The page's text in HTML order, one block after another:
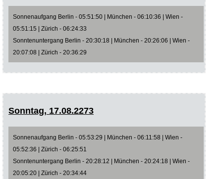
Sonnenaufgang Berlin - 05:51:50 | München - 06:10:36 | Wien -
05:51:15 | Zürich - 06:24:33
Sonntenuntergang Berlin - 20:30:18 | München - 20:26:06 | Wien -
20:07:08 | Zürich - 20:36:29
Sonntag, 17.08.2273
Sonnenaufgang Berlin - 05:53:29 | München - 06:11:58 | Wien -
05:52:36 | Zürich - 06:25:51
Sonntenuntergang Berlin - 20:28:12 | München - 20:24:18 | Wien -
20:05:20 | Zürich - 20:34:44